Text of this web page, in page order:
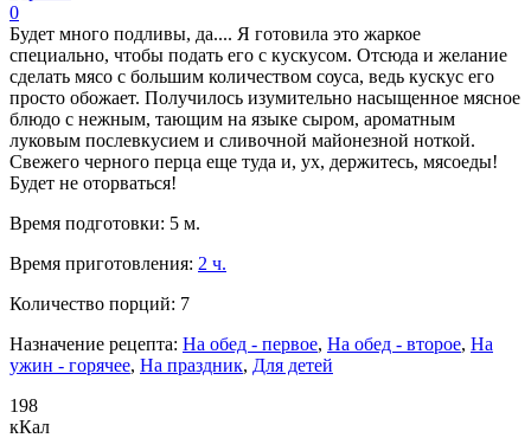
0
Будет много подливы, да.... Я готовила это жаркое
специально, чтобы подать его с кускусом. Отсюда и желание
сделать мясо с большим количеством соуса, ведь кускус его
просто обожает. Получилось изумительно насыщенное мясное
блюдо с нежным, тающим на языке сыром, ароматным
луковым послевкусием и сливочной майонезной ноткой.
Свежего черного перца еще туда и, ух, держитесь, мясоеды!
Будет не оторваться!
Время подготовки: 5 м.
Время приготовления: 2 ч.
Количество порций: 7
Назначение рецепта: На обед - первое, На обед - второе, На
ужин - горячее, На праздник, Для детей
198
кКал